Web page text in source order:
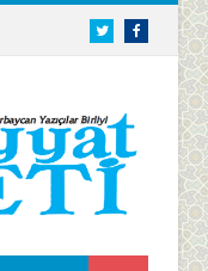
TwitterFacebook